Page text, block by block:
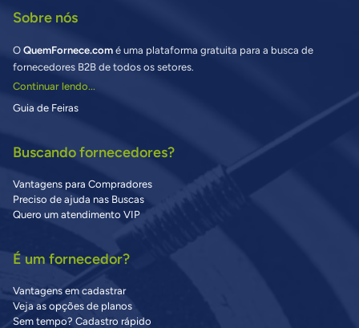
Sobre nós
O QuemFornece.com é uma plataforma gratuita para a busca de
fornecedores B2B de todos os setores.
Continuar lendo...
Guia de Feiras
Buscando fornecedores?
Vantagens para Compradores
Preciso de ajuda nas Buscas
Quero um atendimento VIP
É um fornecedor?
Vantagens em cadastrar
Veja as opções de planos
Sem tempo? Cadastro rápido